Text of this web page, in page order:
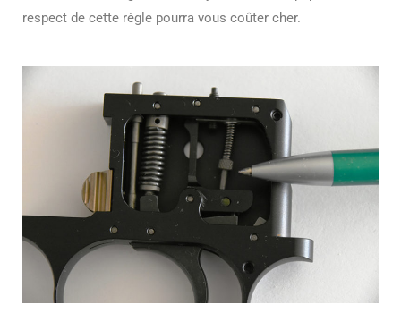
respect de cette règle pourra vous coûter cher.